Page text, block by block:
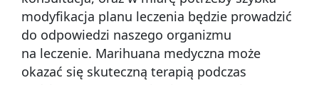
modyfikacja planu leczenia będzie prowadzić
do odpowiedzi naszego organizmu
na leczenie. Marihuana medyczna może
okazać się skuteczną terapią podczas